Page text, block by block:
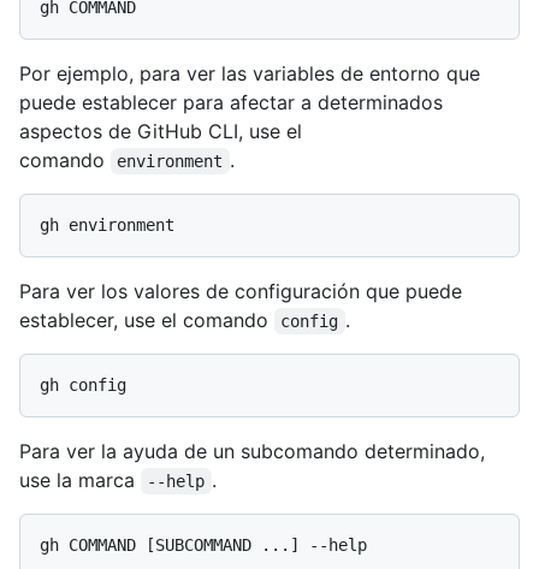
Por ejemplo, para ver las variables de entorno que
puede establecer para afectar a determinados
aspectos de GitHub CLI, use el
comando
environment .
Para ver los valores de configuración que puede
establecer, use el comando
config .
Para ver la ayuda de un subcomando determinado,
use la marca
--help .